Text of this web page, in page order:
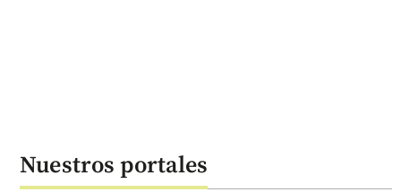
Nuestros portales